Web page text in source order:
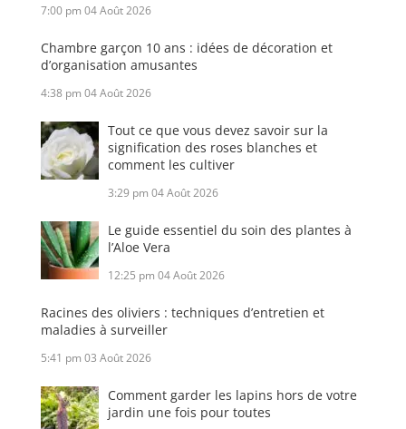
7:00 pm 04 Août 2026
Chambre garçon 10 ans : idées de décoration et
d’organisation amusantes
4:38 pm 04 Août 2026
Tout ce que vous devez savoir sur la
signification des roses blanches et
comment les cultiver
3:29 pm 04 Août 2026
Le guide essentiel du soin des plantes à
l’Aloe Vera
12:25 pm 04 Août 2026
Racines des oliviers : techniques d’entretien et
maladies à surveiller
5:41 pm 03 Août 2026
Comment garder les lapins hors de votre
jardin une fois pour toutes